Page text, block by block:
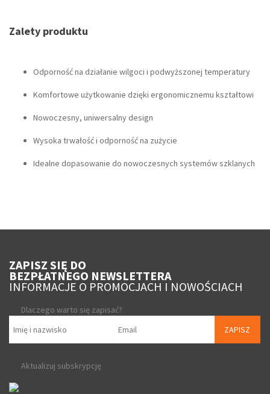
Zalety produktu
Odporność na działanie wilgoci i podwyższonej temperatury
Komfortowe użytkowanie dzięki ergonomicznemu kształtowi
Nowoczesny, uniwersalny design
Wysoka trwałość i odporność na zużycie
Idealne dopasowanie do nowoczesnych systemów szklanych
ZAPISZ SIĘ DO
BEZPŁATNEGO NEWSLETTERA
INFORMACJE O PROMOCJACH I NOWOŚCIACH
Dlaczego warto się zapisać?
ZAPISZ
Aktualizuj subskrypcję